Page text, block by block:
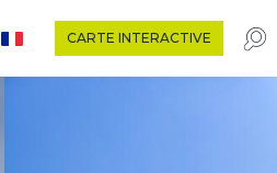
CARTE INTERACTIVE